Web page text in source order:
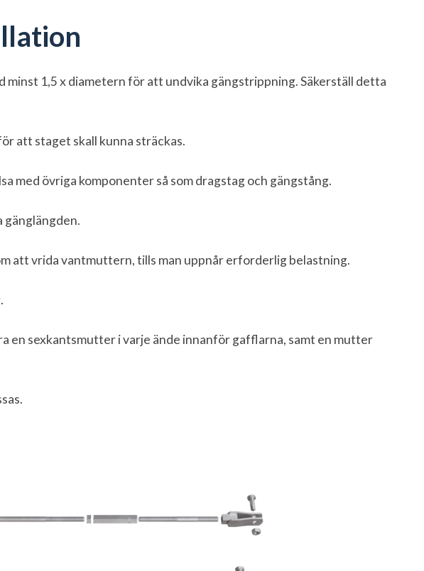
minst 1,5 x diametern för att undvika gängstrippning. Säkerställ detta
att staget skall kunna sträckas.
med övriga komponenter så som dragstag och gängstång.
gänglängden.
att vrida vantmuttern, tills man uppnår erforderlig belastning.
en sexkantsmutter i varje ände innanför gafflarna, samt en mutter